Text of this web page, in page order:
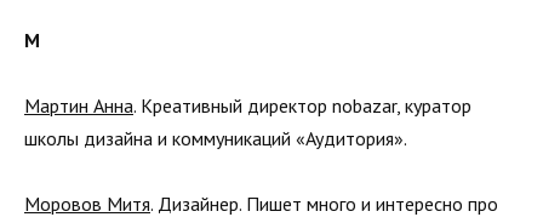
М
Мартин Анна. Креативный директор nobazar, куратор
школы дизайна и коммуникаций «Аудитория».
Моровов Митя. Дизайнер. Пишет много и интересно про